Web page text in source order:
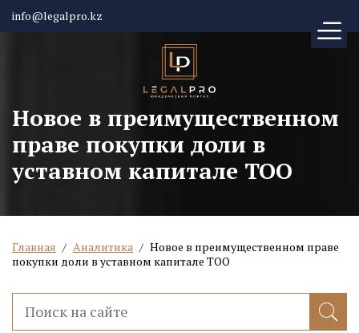
info@legalpro.kz
Новое в преимущественном
праве покупки доли в
уставном капитале ТОО
Главная / Аналитика / Новое в преимущественном праве
покупки доли в уставном капитале ТОО